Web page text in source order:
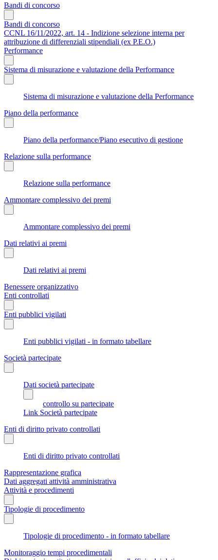
Bandi di concorso
Bandi di concorso
CCNL 16/11/2022, art. 14 - Indizione selezione interna per
attribuzione di differenziali stipendiali (ex P.E.O.)
Performance
Sistema di misurazione e valutazione della Performance
Sistema di misurazione e valutazione della Performance
Piano della performance
Piano della performance/Piano esecutivo di gestione
Relazione sulla performance
Relazione sulla performance
Ammontare complessivo dei premi
Ammontare complessivo dei premi
Dati relativi ai premi
Dati relativi ai premi
Benessere organizzativo
Enti controllati
Enti pubblici vigilati
Enti pubblici vigilati - in formato tabellare
Società partecipate
Dati società partecipate
controllo su partecipate
Link Società partecipate
Enti di diritto privato controllati
Enti di diritto privato controllati
Rappresentazione grafica
Dati aggregati attività amministrativa
Attività e procedimenti
Tipologie di procedimento
Tipologie di procedimento - in formato tabellare
Monitoraggio tempi procedimentali